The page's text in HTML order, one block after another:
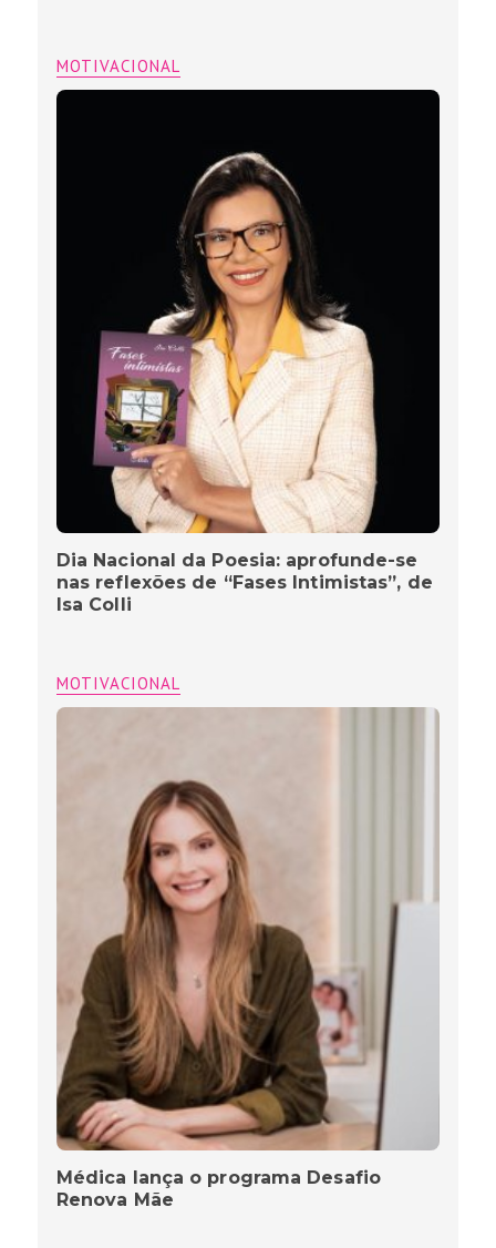
MOTIVACIONAL
Dia Nacional da Poesia: aprofunde-se
nas reflexões de “Fases Intimistas”, de
Isa Colli
MOTIVACIONAL
Médica lança o programa Desafio
Renova Mãe